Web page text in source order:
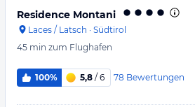
Residence Montani
Laces / Latsch · Südtirol
45 min zum Flughafen
100% 5,8 / 6 78 Bewertungen